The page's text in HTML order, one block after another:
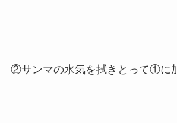
②サンマの水気を拭きとって①に